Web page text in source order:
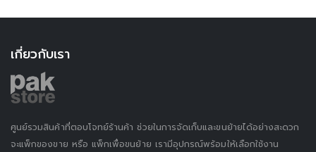
เกี่ยวกับเรา
ศูนย์รวมสินค้าที่ตอบโจทย์ร้านค้า ช่วยในการจัดเก็บและขนย้ายได้อย่างสะดวก
จะแพ็กของขาย หรือ แพ็กเพื่อขนย้าย เรามีอุปกรณ์พร้อมให้เลือกใช้งาน